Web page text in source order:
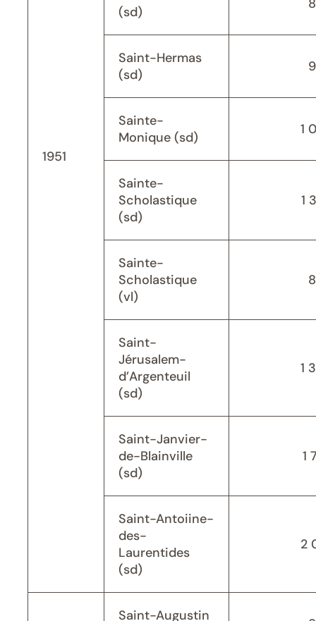
1951
(sd)
Saint-Hermas
(sd)
Sainte-
Monique (sd)
1
Sainte-
Scholastique
(sd)
1
Sainte-
Scholastique
(vl)
Saint-
Jérusalem-
d’Argenteuil
(sd)
1
Saint-Janvier-
de-Blainville
(sd)
1
Saint-Antoiine-
des-
Laurentides
(sd)
2
Saint-Augustin